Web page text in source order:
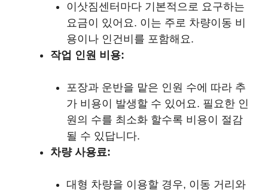
이삿짐센터마다 기본적으로 요구하는
요금이 있어요. 이는 주로 차량이동 비
용이나 인건비를 포함해요.
작업 인원 비용:
포장과 운반을 맡은 인원 수에 따라 추
가 비용이 발생할 수 있어요. 필요한 인
원의 수를 최소화 할수록 비용이 절감
될 수 있답니다.
차량 사용료:
대형 차량을 이용할 경우, 이동 거리와